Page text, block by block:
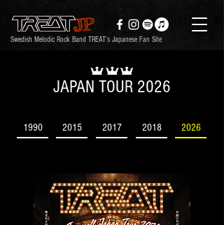
Swedish Melodic Rock Band TREAT’s Japanese Fan Site
JAPAN TOUR 2026
1990 2015 2017 2018 2026